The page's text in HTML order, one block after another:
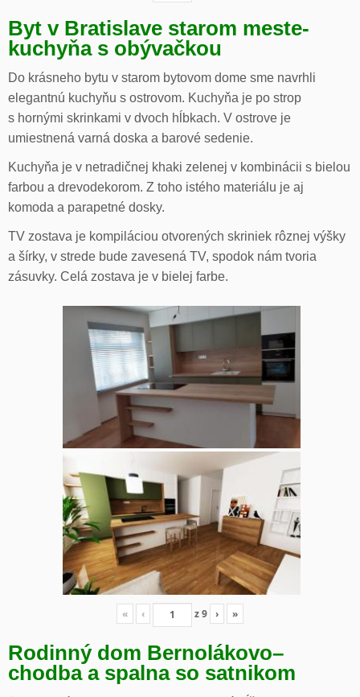
Byt v Bratislave starom meste-
kuchyňa s obývačkou
Do krásneho bytu v starom bytovom dome sme navrhli
elegantnú kuchyňu s ostrovom. Kuchyňa je po strop
s hornými skrinkami v dvoch hĺbkach. V ostrove je
umiestnená varná doska a barové sedenie.
Kuchyňa je v netradičnej khaki zelenej v kombinácii s bielou
farbou a drevodekorom. Z toho istého materiálu je aj
komoda a parapetné dosky.
TV zostava je kompiláciou otvorených skriniek rôznej výšky
a šírky, v strede bude zavesená TV, spodok nám tvoria
zásuvky. Celá zostava je v bielej farbe.
« ‹ z9 › »
Rodinný dom Bernolákovo–
chodba a spalna so satnikom